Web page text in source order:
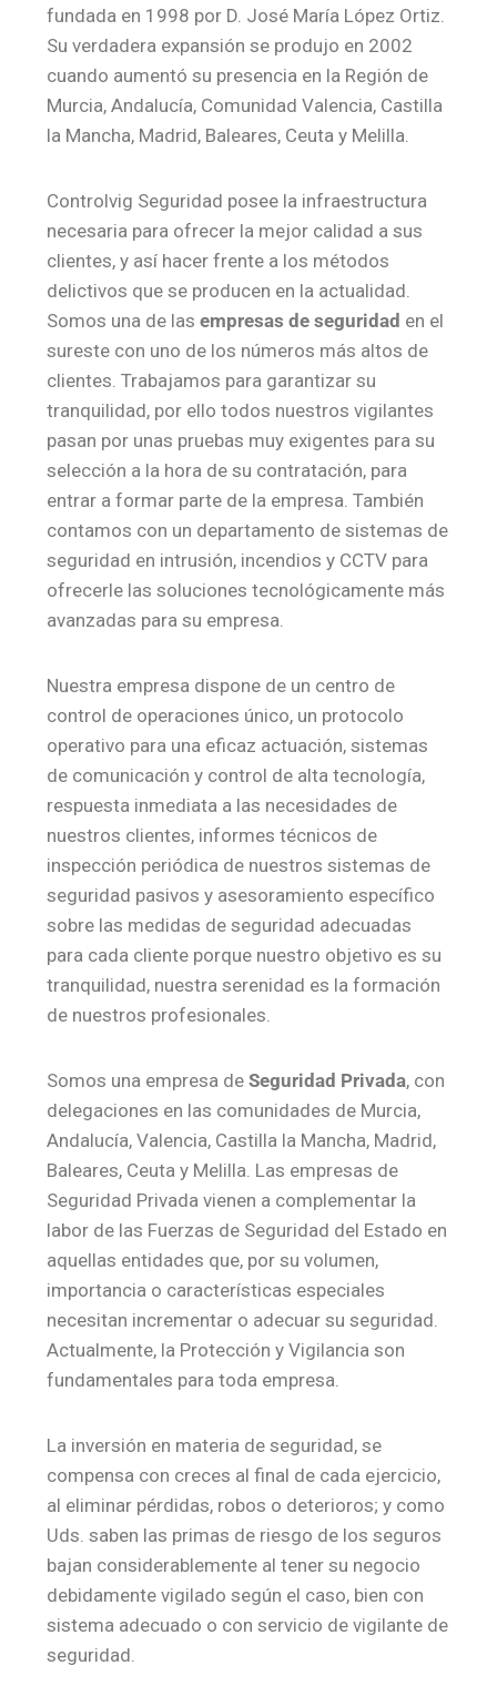
fundada en 1998 por D. José María López Ortiz.
Su verdadera expansión se produjo en 2002
cuando aumentó su presencia en la Región de
Murcia, Andalucía, Comunidad Valencia, Castilla
la Mancha, Madrid, Baleares, Ceuta y Melilla.
Controlvig Seguridad posee la infraestructura
necesaria para ofrecer la mejor calidad a sus
clientes, y así hacer frente a los métodos
delictivos que se producen en la actualidad.
Somos una de las empresas de seguridad en el
sureste con uno de los números más altos de
clientes. Trabajamos para garantizar su
tranquilidad, por ello todos nuestros vigilantes
pasan por unas pruebas muy exigentes para su
selección a la hora de su contratación, para
entrar a formar parte de la empresa. También
contamos con un departamento de sistemas de
seguridad en intrusión, incendios y CCTV para
ofrecerle las soluciones tecnológicamente más
avanzadas para su empresa.
Nuestra empresa dispone de un centro de
control de operaciones único, un protocolo
operativo para una eficaz actuación, sistemas
de comunicación y control de alta tecnología,
respuesta inmediata a las necesidades de
nuestros clientes, informes técnicos de
inspección periódica de nuestros sistemas de
seguridad pasivos y asesoramiento específico
sobre las medidas de seguridad adecuadas
para cada cliente porque nuestro objetivo es su
tranquilidad, nuestra serenidad es la formación
de nuestros profesionales.
Somos una empresa de Seguridad Privada, con
delegaciones en las comunidades de Murcia,
Andalucía, Valencia, Castilla la Mancha, Madrid,
Baleares, Ceuta y Melilla. Las empresas de
Seguridad Privada vienen a complementar la
labor de las Fuerzas de Seguridad del Estado en
aquellas entidades que, por su volumen,
importancia o características especiales
necesitan incrementar o adecuar su seguridad.
Actualmente, la Protección y Vigilancia son
fundamentales para toda empresa.
La inversión en materia de seguridad, se
compensa con creces al final de cada ejercicio,
al eliminar pérdidas, robos o deterioros; y como
Uds. saben las primas de riesgo de los seguros
bajan considerablemente al tener su negocio
debidamente vigilado según el caso, bien con
sistema adecuado o con servicio de vigilante de
seguridad.